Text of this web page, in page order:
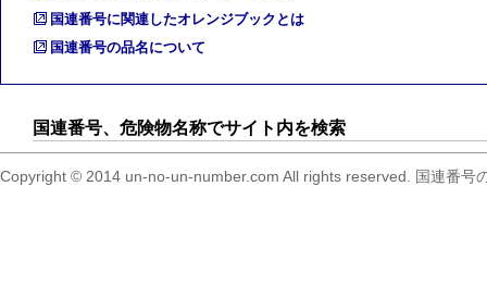
国連番号に関連したオレンジブックとは
国連番号の品名について
国連番号、危険物名称でサイト内を検索
Copyright © 2014 un-no-un-number.com All rights reserved. 国連番号